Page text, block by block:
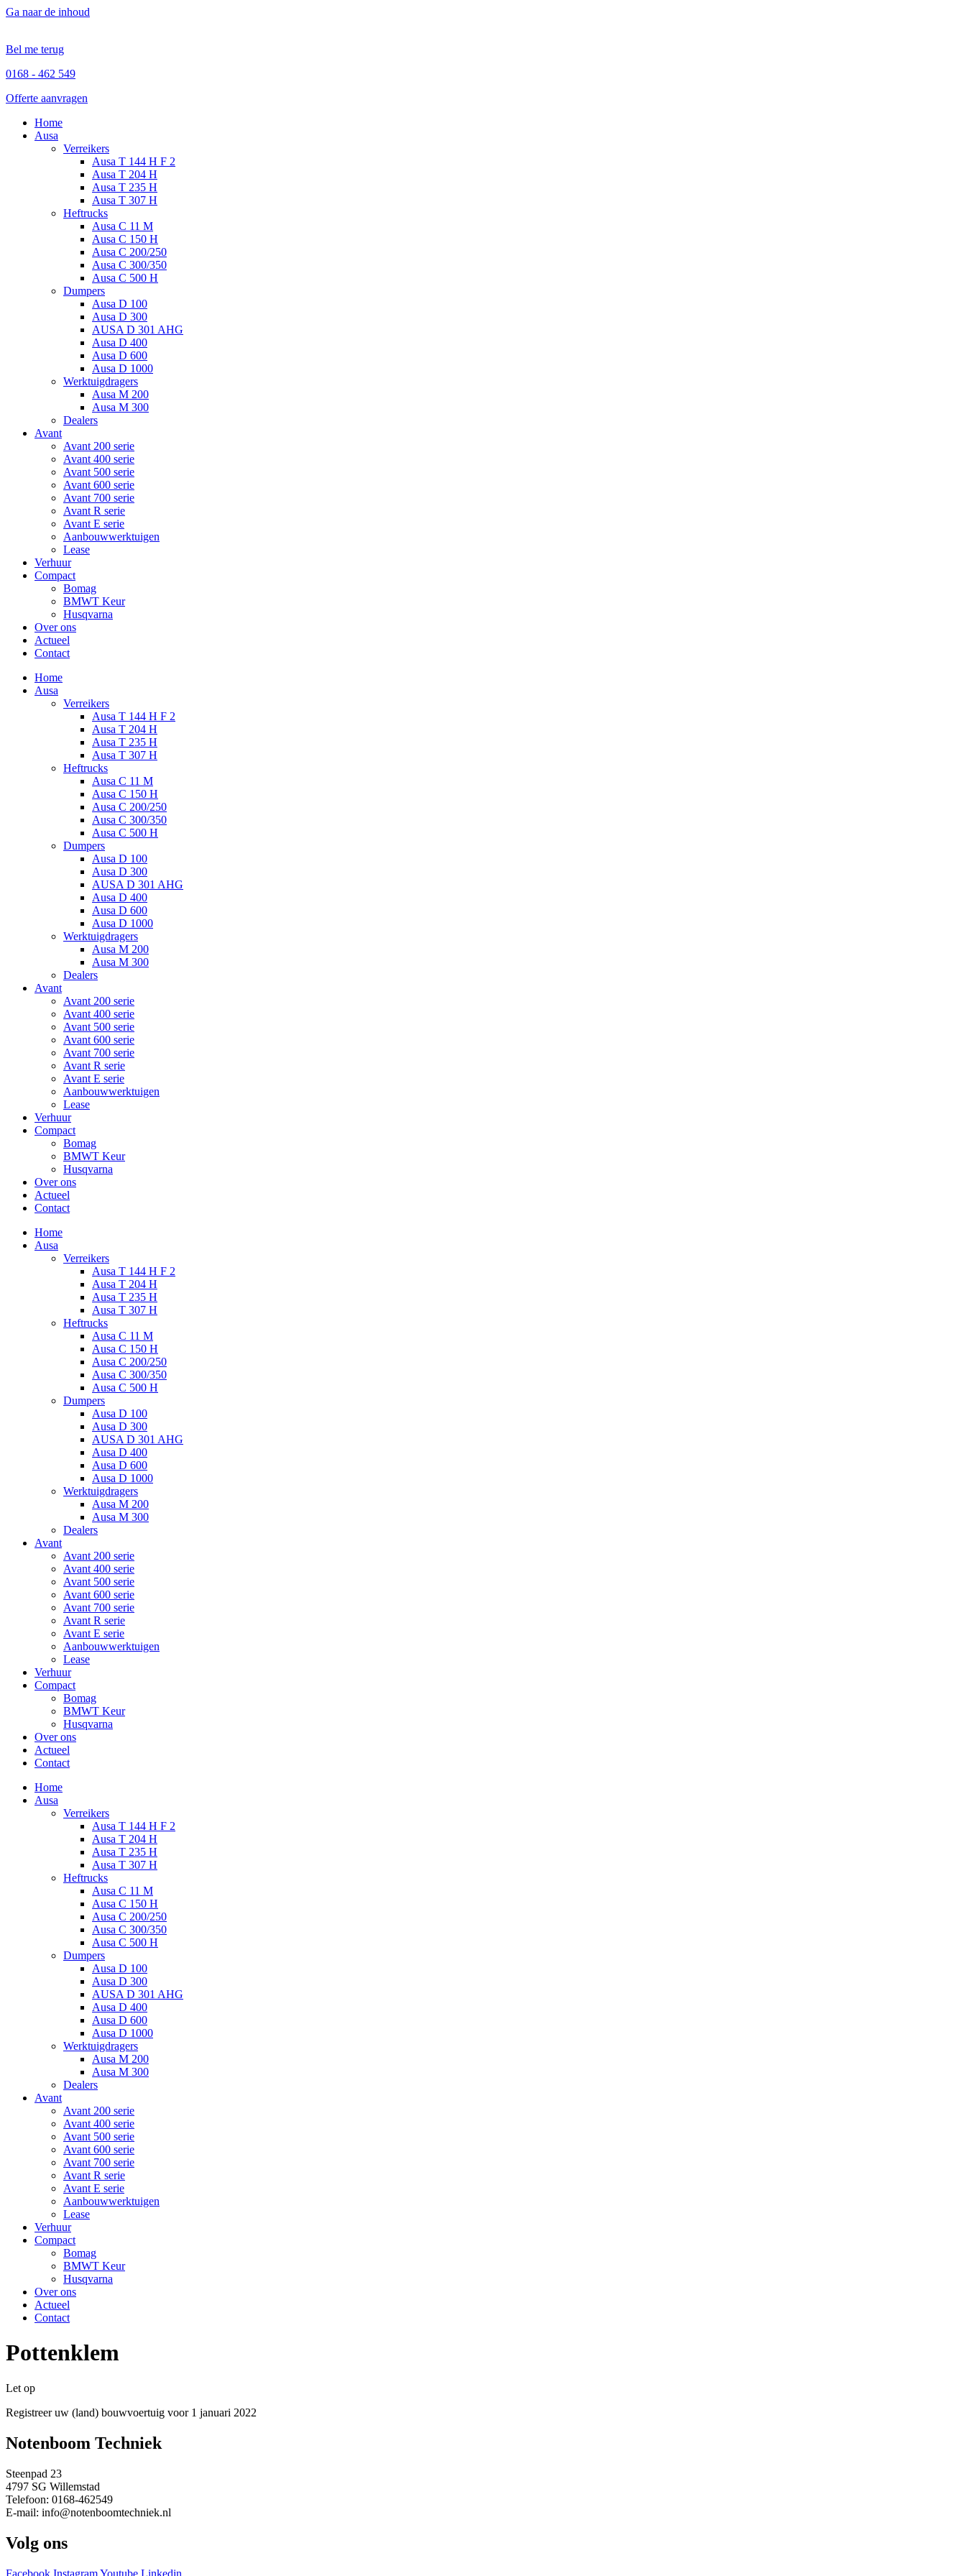
Ga naar de inhoud
Bel me terug
0168 - 462 549
Offerte aanvragen
Home
Ausa
Verreikers
Ausa T 144 H F 2
Ausa T 204 H
Ausa T 235 H
Ausa T 307 H
Heftrucks
Ausa C 11 M
Ausa C 150 H
Ausa C 200/250
Ausa C 300/350
Ausa C 500 H
Dumpers
Ausa D 100
Ausa D 300
AUSA D 301 AHG
Ausa D 400
Ausa D 600
Ausa D 1000
Werktuigdragers
Ausa M 200
Ausa M 300
Dealers
Avant
Avant 200 serie
Avant 400 serie
Avant 500 serie
Avant 600 serie
Avant 700 serie
Avant R serie
Avant E serie
Aanbouwwerktuigen
Lease
Verhuur
Compact
Bomag
BMWT Keur
Husqvarna
Over ons
Actueel
Contact
Home
Ausa
Verreikers
Ausa T 144 H F 2
Ausa T 204 H
Ausa T 235 H
Ausa T 307 H
Heftrucks
Ausa C 11 M
Ausa C 150 H
Ausa C 200/250
Ausa C 300/350
Ausa C 500 H
Dumpers
Ausa D 100
Ausa D 300
AUSA D 301 AHG
Ausa D 400
Ausa D 600
Ausa D 1000
Werktuigdragers
Ausa M 200
Ausa M 300
Dealers
Avant
Avant 200 serie
Avant 400 serie
Avant 500 serie
Avant 600 serie
Avant 700 serie
Avant R serie
Avant E serie
Aanbouwwerktuigen
Lease
Verhuur
Compact
Bomag
BMWT Keur
Husqvarna
Over ons
Actueel
Contact
Home
Ausa
Verreikers
Ausa T 144 H F 2
Ausa T 204 H
Ausa T 235 H
Ausa T 307 H
Heftrucks
Ausa C 11 M
Ausa C 150 H
Ausa C 200/250
Ausa C 300/350
Ausa C 500 H
Dumpers
Ausa D 100
Ausa D 300
AUSA D 301 AHG
Ausa D 400
Ausa D 600
Ausa D 1000
Werktuigdragers
Ausa M 200
Ausa M 300
Dealers
Avant
Avant 200 serie
Avant 400 serie
Avant 500 serie
Avant 600 serie
Avant 700 serie
Avant R serie
Avant E serie
Aanbouwwerktuigen
Lease
Verhuur
Compact
Bomag
BMWT Keur
Husqvarna
Over ons
Actueel
Contact
Home
Ausa
Verreikers
Ausa T 144 H F 2
Ausa T 204 H
Ausa T 235 H
Ausa T 307 H
Heftrucks
Ausa C 11 M
Ausa C 150 H
Ausa C 200/250
Ausa C 300/350
Ausa C 500 H
Dumpers
Ausa D 100
Ausa D 300
AUSA D 301 AHG
Ausa D 400
Ausa D 600
Ausa D 1000
Werktuigdragers
Ausa M 200
Ausa M 300
Dealers
Avant
Avant 200 serie
Avant 400 serie
Avant 500 serie
Avant 600 serie
Avant 700 serie
Avant R serie
Avant E serie
Aanbouwwerktuigen
Lease
Verhuur
Compact
Bomag
BMWT Keur
Husqvarna
Over ons
Actueel
Contact
Pottenklem
Let op
Registreer uw (land) bouwvoertuig voor 1 januari 2022
Notenboom Techniek
Steenpad 23
4797 SG Willemstad
Telefoon: 0168-462549
E-mail: info@notenboomtechniek.nl
Volg ons
Facebook InstagramYoutube Linkedin